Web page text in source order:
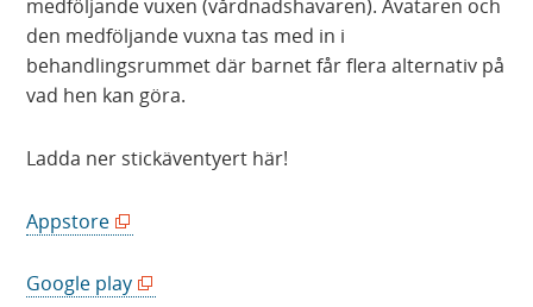
medföljande vuxen (vårdnadshavaren). Avataren och
den medföljande vuxna tas med in i
behandlingsrummet där barnet får flera alternativ på
vad hen kan göra.
Ladda ner stickäventyert här!
Appstore(
p
Google play(